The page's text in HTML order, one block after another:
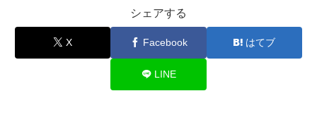
シェアする
X Facebook はてブ
LINE